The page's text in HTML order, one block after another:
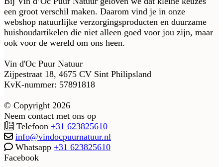
een groot verschil maken. Daarom vind je in onze
webshop natuurlijke verzorgingsproducten en duurzame
huishoudartikelen die niet alleen goed voor jou zijn, maar
ook voor de wereld om ons heen.
Vin d'Oc Puur Natuur
Zijpestraat 18, 4675 CV Sint Philipsland
KvK-nummer: 57891818
© Copyright 2026
Neem contact met ons op
Telefoon +31 623825610
info@vindocpuurnatuur.nl
Whatsapp +31 623825610
Facebook